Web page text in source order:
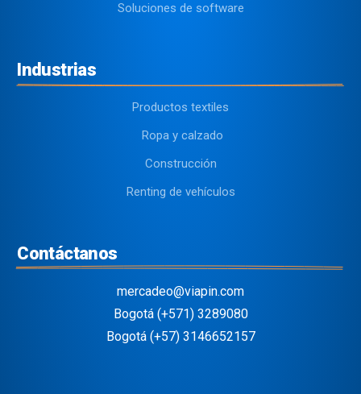
Soluciones de software
Industrias
Productos textiles
Ropa y calzado
Construcción
Renting de vehículos
Contáctanos
mercadeo@viapin.com
Bogotá (+571) 3289080
Bogotá (+57) 3146652157